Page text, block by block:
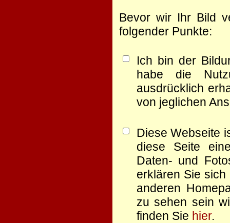
Bevor wir Ihr Bild
folgender Punkte:
Ich bin der
habe die
ausdrücklich
von jeglichen
Diese Webseite
diese Seite
Daten- und
erklären Sie
anderen
zu sehen sein
finden Sie hier.